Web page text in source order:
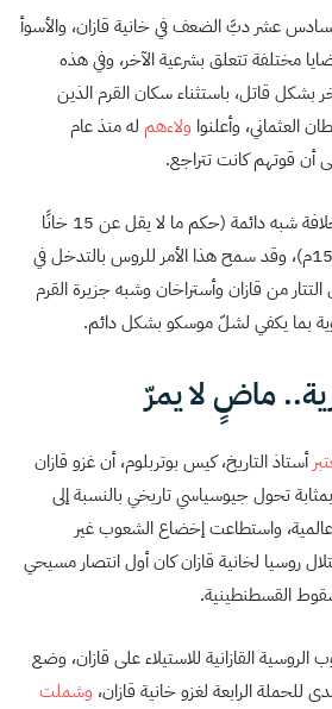
عشر دبَّ الضعف في خانية قازان، والأسوأ
مختلفة تتعلق بشرعية الآخر، وفي هذه
بشكل قاتل، باستثناء سكان القرم الذين
العثماني، وأعلنوا ولاءهم له منذ عام
عانت خانية قازان من أزمة خلافة شبه دائمة (حكم ما لا يقل عن 15 خانًا
من عام 1438م إلى عام 1552م)، وقد سمح هذا الأمر للروس بالتدخل في
من قازان وأستراخان وشبه جزيرة القرم
بما يكفي لشلّ موسكو بشكل دائم.
ماضٍ لا يمرّ
أستاذ التاريخ، كيس بوتربلوم، أن غزو قازان
وهزيمة التتار في عام 1552 بمثابة تحول جيوسياسي تاريخي بالنسبة إلى
واستطاعت إخضاع الشعوب غير
روسيا لخانية قازان كان أول انتصار مسيحي
القسطنطينية.
القازانية للاستيلاء على قازان، وضع
للحملة الرابعة لغزو خانية قازان، وشملت